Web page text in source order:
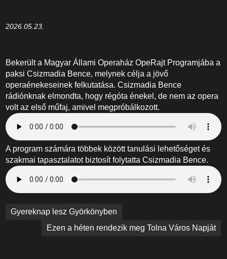
2026.05.23.
Bekerült a Magyar Állami Operaház OpeRajt Programjába a
paksi Csizmadia Bence, melynek célja a jövő
operaénekeseinek felkutatása. Csizmadia Bence
rádiónknak elmondta, hogy régóta énekel, de nem az opera
volt az első műfaj, amivel megpróbálkozott.
A program számára többek között tanulási lehetőséget és
szakmai tapasztalatot biztosít folytatta Csizmadia Bence.
Bejegyzés
navigáció
Gyereknap lesz Györkönyben
Ezen a héten rendezik meg Tolna Város Napját